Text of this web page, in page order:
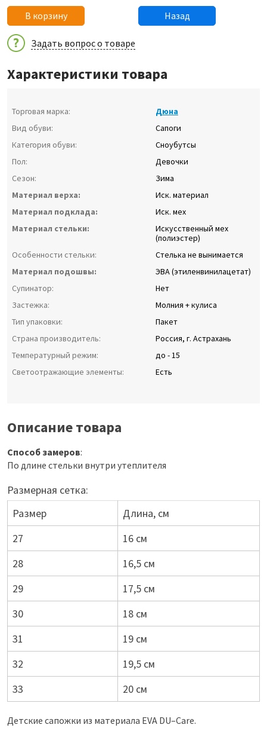
В корзину Назад
Задать вопрос о товаре
Характеристики товара
Торговая марка:
Дюна
Вид обуви:
Сапоги
Категория обуви:
Сноубутсы
Пол:
Девочки
Сезон:
Зима
Материал верха:
Иск. материал
Материал подклада:
Иск. мех
Материал стельки:
Искусственный мех
(полиэстер)
Особенности стельки:
Стелька не вынимается
Материал подошвы:
ЭВА (этиленвинилацетат)
Супинатор:
Нет
Застежка:
Молния + кулиса
Тип упаковки:
Пакет
Страна производитель:
Россия, г. Астрахань
Температурный режим:
до - 15
Светоотражающие элементы:
Есть
Описание товара
Способ замеров:
По длине стельки внутри утеплителя
Размерная сетка:
Размер
Длина, см
27
16 см
28
16,5 см
29
17,5 см
30
18 см
31
19 см
32
19,5 см
33
20 см
Детские сапожки из материала EVA DU–Care.